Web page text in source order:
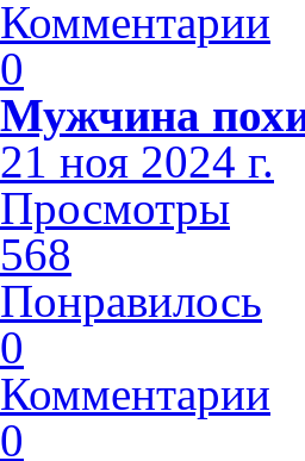
Комментарии
0
Мужчина
21 ноя 2024 г.
Просмотры
568
Понравилось
0
Комментарии
0